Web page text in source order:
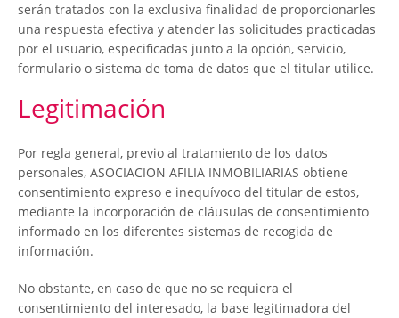
serán tratados con la exclusiva finalidad de proporcionarles
una respuesta efectiva y atender las solicitudes practicadas
por el usuario, especificadas junto a la opción, servicio,
formulario o sistema de toma de datos que el titular utilice.
Legitimación
Por regla general, previo al tratamiento de los datos
personales, ASOCIACION AFILIA INMOBILIARIAS obtiene
consentimiento expreso e inequívoco del titular de estos,
mediante la incorporación de cláusulas de consentimiento
informado en los diferentes sistemas de recogida de
información.
No obstante, en caso de que no se requiera el
consentimiento del interesado, la base legitimadora del